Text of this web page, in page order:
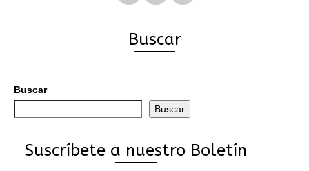
Buscar
Buscar
Buscar
Suscríbete a nuestro Boletín